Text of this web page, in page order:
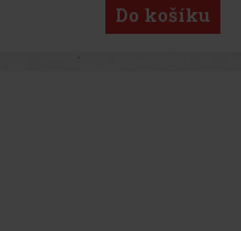
Do košíku